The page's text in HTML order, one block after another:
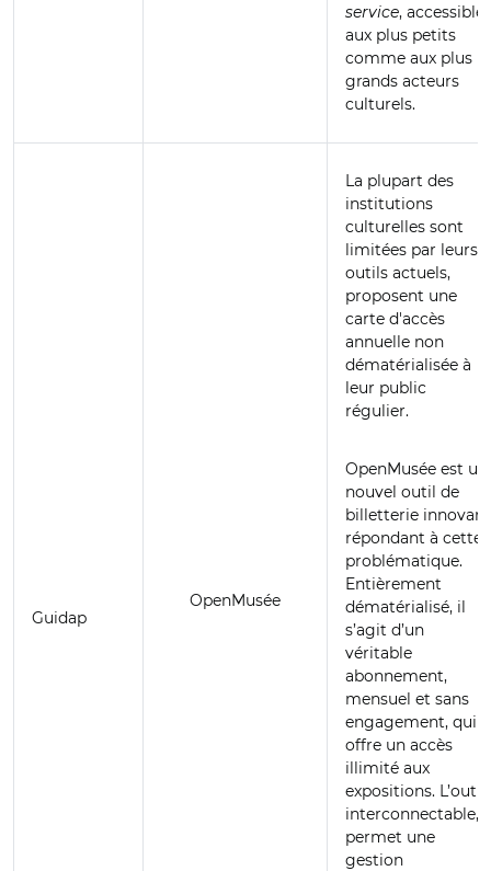
service, accessible
aux plus petits
comme aux plus
grands acteurs
culturels.
Guidap
OpenMusée
La plupart des
institutions
culturelles sont
limitées par leurs
outils actuels,
proposent une
carte d'accès
annuelle non
dématérialisée à
leur public
régulier.
OpenMusée est un
nouvel outil de
billetterie innovant
répondant à cette
problématique.
Entièrement
dématérialisé, il
s’agit d’un
véritable
abonnement,
mensuel et sans
engagement, qui
offre un accès
illimité aux
expositions. L’outil,
interconnectable,
permet une
gestion